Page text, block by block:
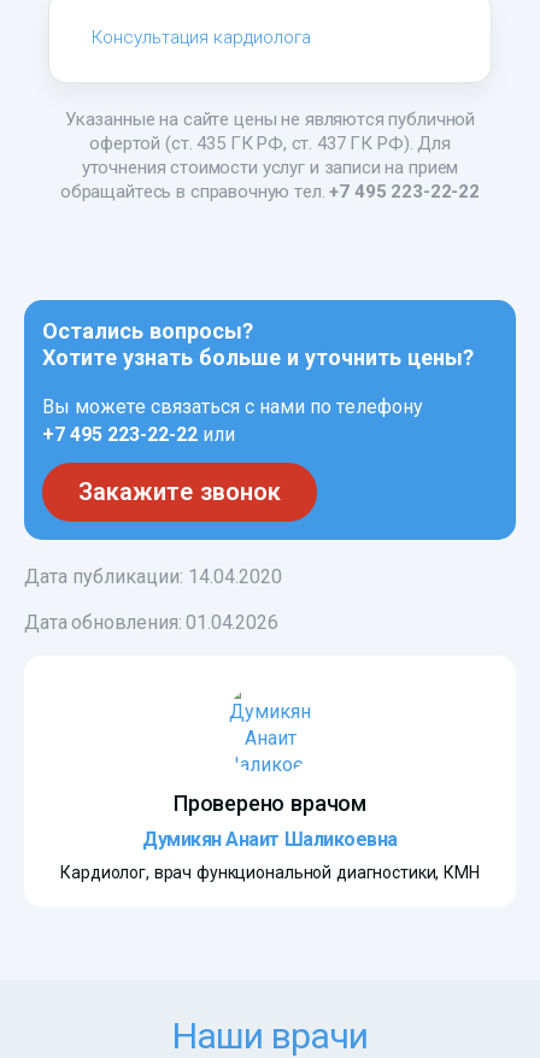
Консультация кардиолога
Указанные на сайте цены не являются публичной
офертой (ст. 435 ГК РФ, ст. 437 ГК РФ). Для
уточнения стоимости услуг и записи на прием
обращайтесь в справочную тел.+7 495 223-22-22
Остались вопросы?
Хотите узнать больше и уточнить цены?
Вы можете связаться с нами по телефону
+7 495 223-22-22 или
Закажите звонок
Дата публикации: 14.04.2020
Дата обновления:01.04.2026
Проверено врачом
Думикян Анаит Шаликоевна
Кардиолог, врач функциональной диагностики, КМН
Наши врачи